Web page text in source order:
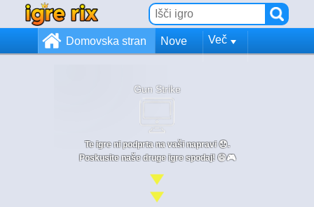
Domovska stran Nove Več
Gun Strike
Te igre ni podprta na vaši napravi 😞.
Poskusite naše druge igre spodaj! 😄🎮